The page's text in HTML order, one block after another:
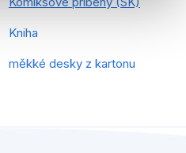
Kniha
měkké desky z kartonu